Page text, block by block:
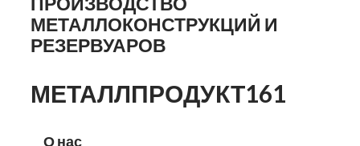
МЕТАЛЛОКОНСТРУКЦИЙ И
РЕЗЕРВУАРОВ
МЕТАЛЛПРОДУКТ161
О нас